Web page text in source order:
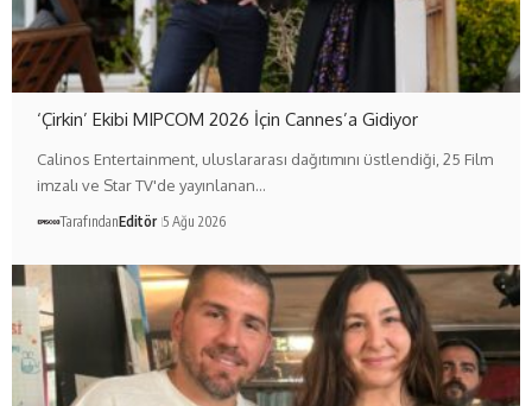
‘Çirkin’ Ekibi MIPCOM 2026 İçin Cannes’a Gidiyor
Calinos Entertainment, uluslararası dağıtımını üstlendiği, 25 Film
imzalı ve Star TV'de yayınlanan…
TarafındanEditör 5 Ağu 2026